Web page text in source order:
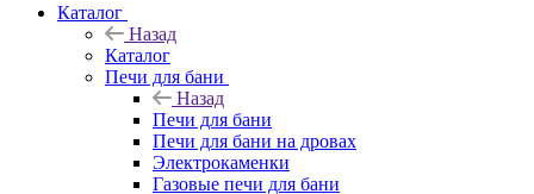
Каталог
Назад
Каталог
Печи для бани
Назад
Печи для бани
Печи для бани на дровах
Электрокаменки
Газовые печи для бани